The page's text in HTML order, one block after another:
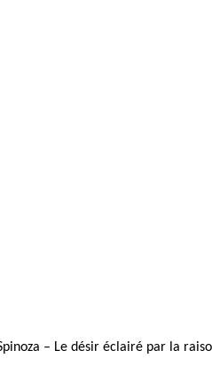
– Le désir éclairé par la